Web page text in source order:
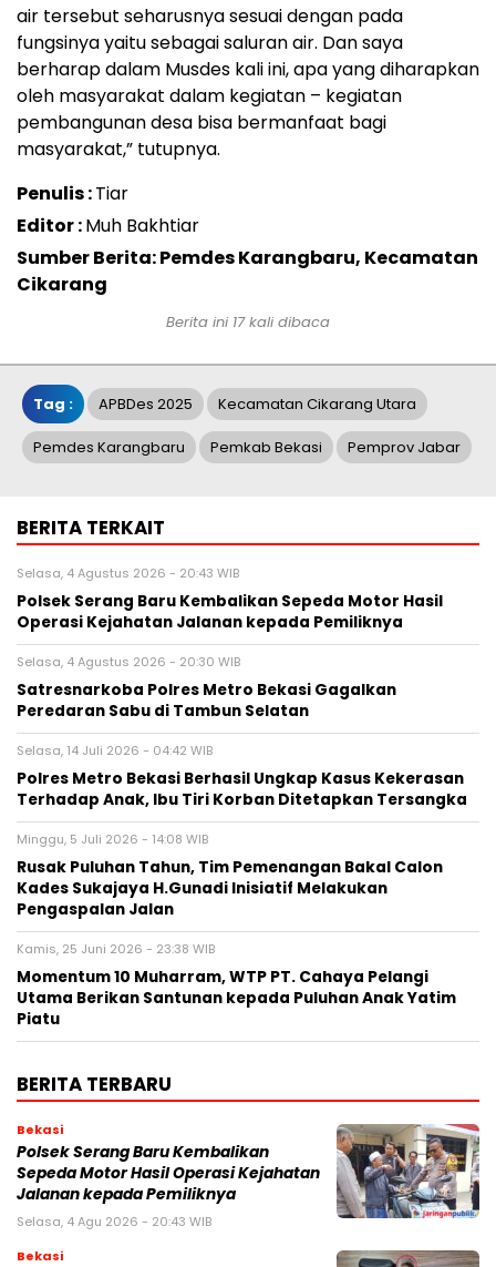
air tersebut seharusnya sesuai dengan pada
fungsinya yaitu sebagai saluran air. Dan saya
berharap dalam Musdes kali ini, apa yang diharapkan
oleh masyarakat dalam kegiatan – kegiatan
pembangunan desa bisa bermanfaat bagi
masyarakat,” tutupnya.
Penulis :Tiar
Editor :Muh Bakhtiar
Sumber Berita: Pemdes Karangbaru, Kecamatan
Cikarang
Berita ini 17 kali dibaca
Tag : APBDes 2025 Kecamatan Cikarang Utara
Pemdes Karangbaru Pemkab Bekasi Pemprov Jabar
BERITA TERKAIT
Selasa, 4 Agustus 2026 - 20:43 WIB
Polsek Serang Baru Kembalikan Sepeda Motor Hasil
Operasi Kejahatan Jalanan kepada Pemiliknya
Selasa, 4 Agustus 2026 - 20:30 WIB
Satresnarkoba Polres Metro Bekasi Gagalkan
Peredaran Sabu di Tambun Selatan
Selasa, 14 Juli 2026 - 04:42 WIB
Polres Metro Bekasi Berhasil Ungkap Kasus Kekerasan
Terhadap Anak, Ibu Tiri Korban Ditetapkan Tersangka
Minggu, 5 Juli 2026 - 14:08 WIB
Rusak Puluhan Tahun, Tim Pemenangan Bakal Calon
Kades Sukajaya H.Gunadi Inisiatif Melakukan
Pengaspalan Jalan
Kamis, 25 Juni 2026 - 23:38 WIB
Momentum 10 Muharram, WTP PT. Cahaya Pelangi
Utama Berikan Santunan kepada Puluhan Anak Yatim
Piatu
BERITA TERBARU
Bekasi
Polsek Serang Baru Kembalikan
Sepeda Motor Hasil Operasi Kejahatan
Jalanan kepada Pemiliknya
Selasa, 4 Agu 2026 - 20:43 WIB
Bekasi